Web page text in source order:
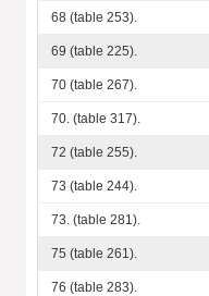
68 (table 253).
69 (table 225).
70 (table 267).
70. (table 317).
72 (table 255).
73 (table 244).
73. (table 281).
75 (table 261).
76 (table 283).